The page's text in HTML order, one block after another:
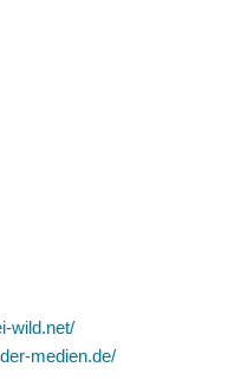
wild.net/
medien.de/